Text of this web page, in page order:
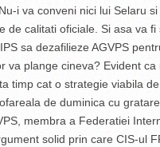
i va conveni nici lui Selaru
de calitati oficiale. Si asa va
sa dezafilieze AGVPS
va plange cineva? Evident
timp cat o strategie viabila
de duminica cu
membra a Federatiei
solid prin care CIS-ul